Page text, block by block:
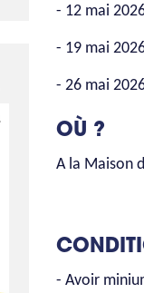
- 12 mai
- 19 mai
- 26 mai
OÙ ?
A la Maison
- Avoir